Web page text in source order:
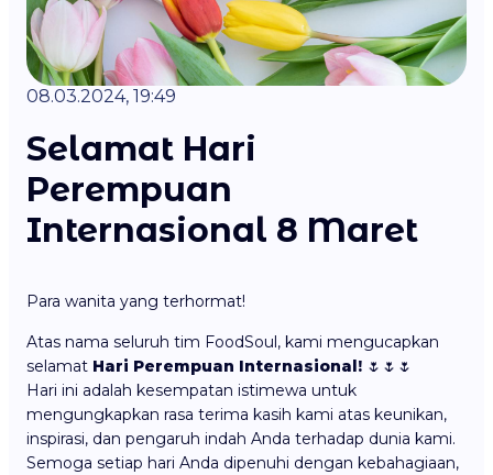
08.03.2024, 19:49
Selamat Hari
Perempuan
Internasional 8 Maret
Para wanita yang terhormat!
Atas nama seluruh tim FoodSoul, kami mengucapkan
selamat Hari Perempuan Internasional! 🌷🌷🌷
Hari ini adalah kesempatan istimewa untuk
mengungkapkan rasa terima kasih kami atas keunikan,
inspirasi, dan pengaruh indah Anda terhadap dunia kami.
Semoga setiap hari Anda dipenuhi dengan kebahagiaan,